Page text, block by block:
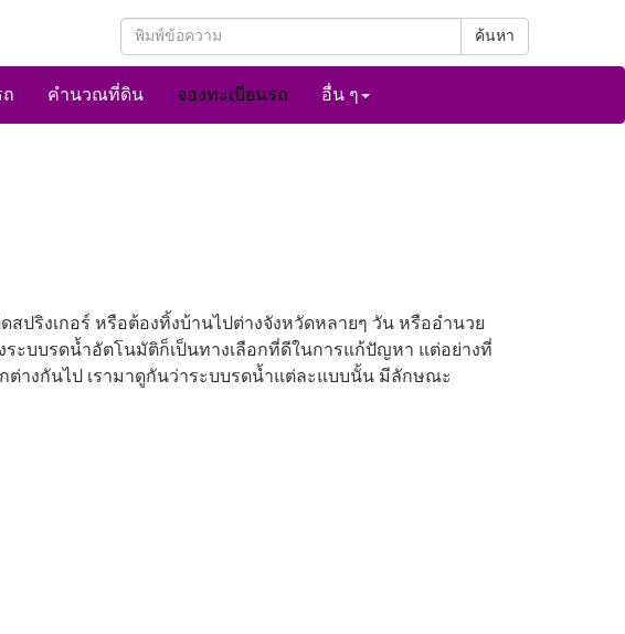
ค้นหา
ถ คำนวณที่ดิน จองทะเบียนรถ อื่น ๆ
ริงเกอร์ หรือต้องทิ้งบ้านไปต่างจังหวัดหลายๆ วัน หรืออำนวย
ะบบรดน้ำอัตโนมัติก็เป็นทางเลือกที่ดีในการแก้ปัญหา แต่อย่างที่
ต่างกันไป เรามาดูกันว่าระบบรดน้ำแต่ละแบบนั้น มีลักษณะ